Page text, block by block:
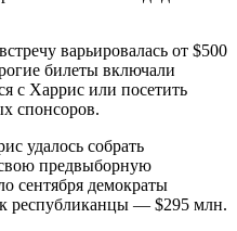
варьировалась от $500
билеты включали
с Харрис или посетить
спонсоров.
удалось собрать
свою предвыборную
сентября демократы
республиканцы — $295 млн.